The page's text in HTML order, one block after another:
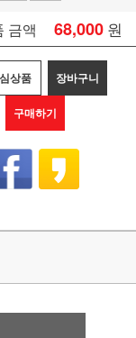
금액 68,000 원
상품 장바구니
구매하기